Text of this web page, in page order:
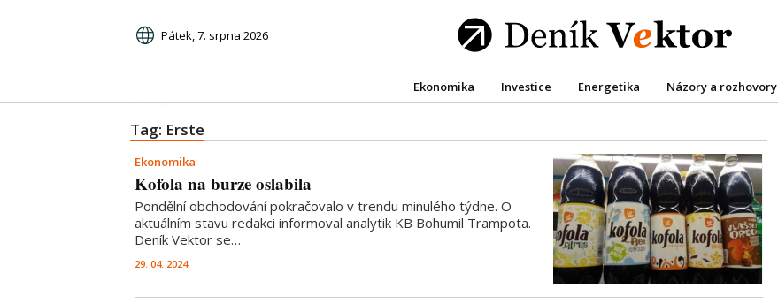
Pátek, 7. srpna 2026
Ekonomika Investice Energetika Názory a rozhovory
Tag: Erste
Ekonomika
Kofola na burze oslabila
Pondělní obchodování pokračovalo v trendu minulého týdne. O
aktuálním stavu redakci informoval analytik KB Bohumil Trampota.
Deník Vektor se…
29. 04. 2024